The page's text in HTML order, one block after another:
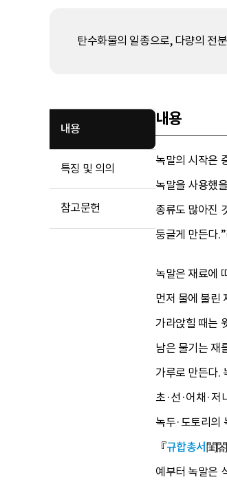
탄수화물의 일종으로, 다량의 전
내용
특징 및 의의
참고문헌
내용
녹말의 시작은
녹말을 사용했
종류도 많아진
둥글게 만든다
녹말은 재료에
먼저 물에 불린
가라앉힐 때는
남은 물기는 재
가루로 만든다.
초·선·어채·저
녹두·도토리의
『규합총서閨
예부터 녹말은